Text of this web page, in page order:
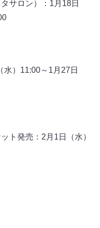
サロン）：1月18日
）11:00～1月27日
ト発売：2月1日（水）